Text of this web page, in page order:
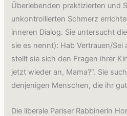
Überlebenden praktizierten und
unkontrollierten Schmerz
inneren Dialog. Sie untersucht
sie es nennt): Hab Vertrauen/Sei
stellt sie sich den Fragen ihrer
jetzt wieder an, Mama?“. Sie
denjenigen Menschen, die ihr
Die liberale Pariser Rabbinerin